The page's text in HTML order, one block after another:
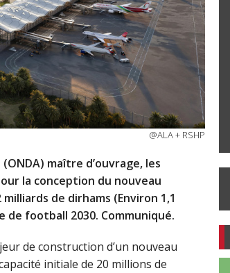
@ALA + RSHP
maître d’ouvrage, les
la conception du nouveau
de dirhams (Environ 1,1
de football 2030. Communiqué.
de construction d’un nouveau
initiale de 20 millions de